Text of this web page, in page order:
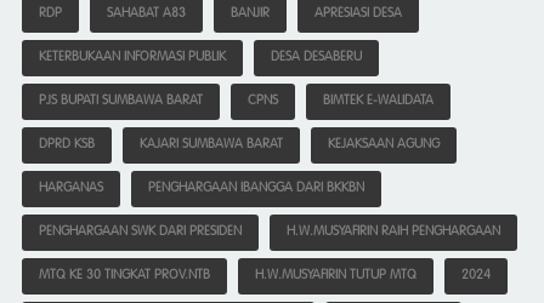
RDP SAHABAT A83 BANJIR APRESIASI DESA
KETERBUKAAN INFORMASI PUBLIK DESA DESABERU
PJS BUPATI SUMBAWA BARAT CPNS BIMTEK E-WALIDATA
DPRD KSB KAJARI SUMBAWA BARAT KEJAKSAAN AGUNG
HARGANAS PENGHARGAAN IBANGGA DARI BKKBN
PENGHARGAAN SWK DARI PRESIDEN H.W.MUSYAFIRIN RAIH PENGHARGAAN
MTQ KE 30 TINGKAT PROV.NTB H.W.MUSYAFIRIN TUTUP MTQ 2024